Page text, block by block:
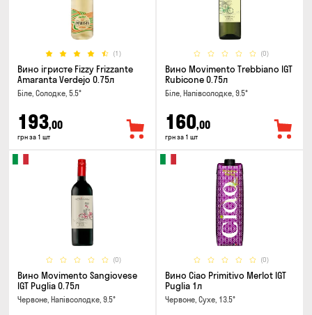
(1)
Вино ігристе Fizzy Frizzante
Amaranta Verdejo 0.75л
Біле, Солодке, 5.5°
193,00
грн за 1 шт
(0)
Вино Movimento Trebbiano IGT
Rubicone 0.75л
Біле, Напівсолодке, 9.5°
160,00
грн за 1 шт
(0)
Вино Movimento Sangiovese
IGT Puglia 0.75л
Червоне, Напівсолодке, 9.5°
(0)
Вино Ciao Primitivo Merlot IGT
Puglia 1л
Червоне, Сухе, 13.5°